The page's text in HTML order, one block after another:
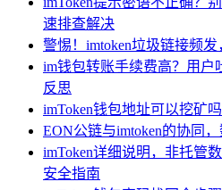
速排查解决
警惕！imtoken垃圾链接频
im钱包转账手续费高？用户
反思
imToken钱包地址可以挖矿
EON公链与imtoken的协同
imToken详细说明，非托管
安全指南